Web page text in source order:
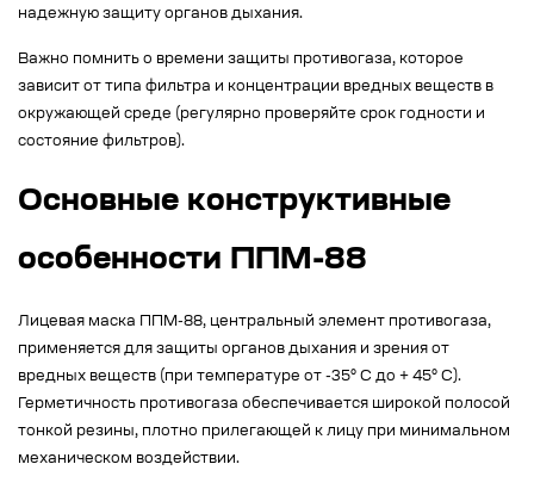
надежную защиту органов дыхания.
Важно помнить о времени защиты противогаза, которое
зависит от типа фильтра и концентрации вредных веществ в
окружающей среде (регулярно проверяйте срок годности и
состояние фильтров).
Основные конструктивные
особенности ППМ-88
Лицевая маска ППМ-88, центральный элемент противогаза,
применяется для защиты органов дыхания и зрения от
вредных веществ (при температуре от -35° C до + 45° C).
Герметичность противогаза обеспечивается широкой полосой
тонкой резины, плотно прилегающей к лицу при минимальном
механическом воздействии.